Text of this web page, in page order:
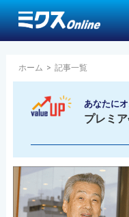
ホーム > 記事一覧
あなたにオ
プレミ